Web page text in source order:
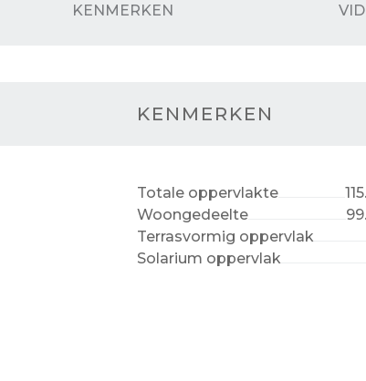
KENMERKEN
KENMERKEN
Totale oppervlakte
Woongedeelte
Terrasvormig oppervlak
Solarium oppervlak